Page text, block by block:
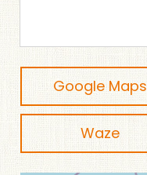
Google Maps
Waze